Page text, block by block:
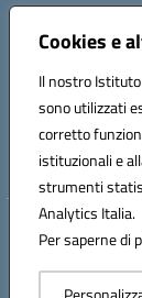
Cookies e
Il nostro
sono utilizzati
corretto
istituzionali e
strumenti
Analytics Italia.
Per saperne di
Indirizzo:
Centralino:0882
Codice fiscale:
Codice
Codice unico di